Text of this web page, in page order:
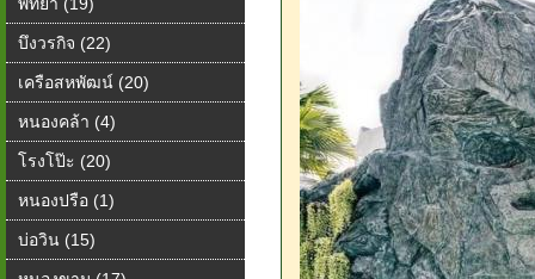
บึงวรกิจ (22)
เครือสหพัฒน์ (20)
หนองคล้า (4)
โรงโป๊ะ (20)
หนองปรือ (1)
บ่อวิน (15)